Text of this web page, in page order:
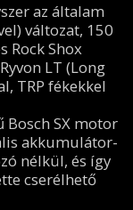
az általam
változat, 150
Rock Shox
LT (Long
TRP fékekkel
SX motor
akkumulátor-
nélkül, és így
cserélhető